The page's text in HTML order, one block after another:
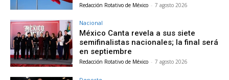
Redacción Rotativo de México - 7 agosto 2026
Nacional
México Canta revela a sus siete
semifinalistas nacionales; la final será
en septiembre
Redacción Rotativo de México - 7 agosto 2026